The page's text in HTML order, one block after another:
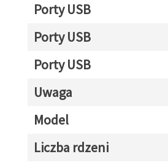
Porty USB
Porty USB
Porty USB
Uwaga
Model
Liczba rdzeni